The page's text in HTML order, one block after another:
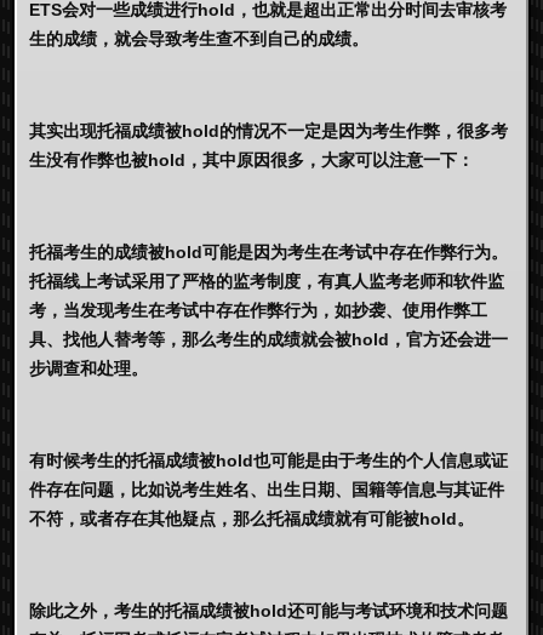
ETS会对一些成绩进行hold，也就是超出正常出分时间去审核考
生的成绩，就会导致考生查不到自己的成绩。
其实出现托福成绩被hold的情况不一定是因为考生作弊，很多考
生没有作弊也被hold，其中原因很多，大家可以注意一下：
托福考生的成绩被hold可能是因为考生在考试中存在作弊行为。
托福线上考试采用了严格的监考制度，有真人监考老师和软件监
考，当发现考生在考试中存在作弊行为，如抄袭、使用作弊工
具、找他人替考等，那么考生的成绩就会被hold，官方还会进一
步调查和处理。
有时候考生的托福成绩被hold也可能是由于考生的个人信息或证
件存在问题，比如说考生姓名、出生日期、国籍等信息与其证件
不符，或者存在其他疑点，那么托福成绩就有可能被hold。
除此之外，考生的托福成绩被hold还可能与考试环境和技术问题